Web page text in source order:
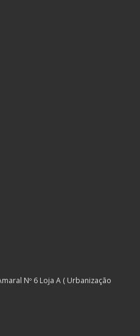
Nº 6 Loja A ( Urbanização